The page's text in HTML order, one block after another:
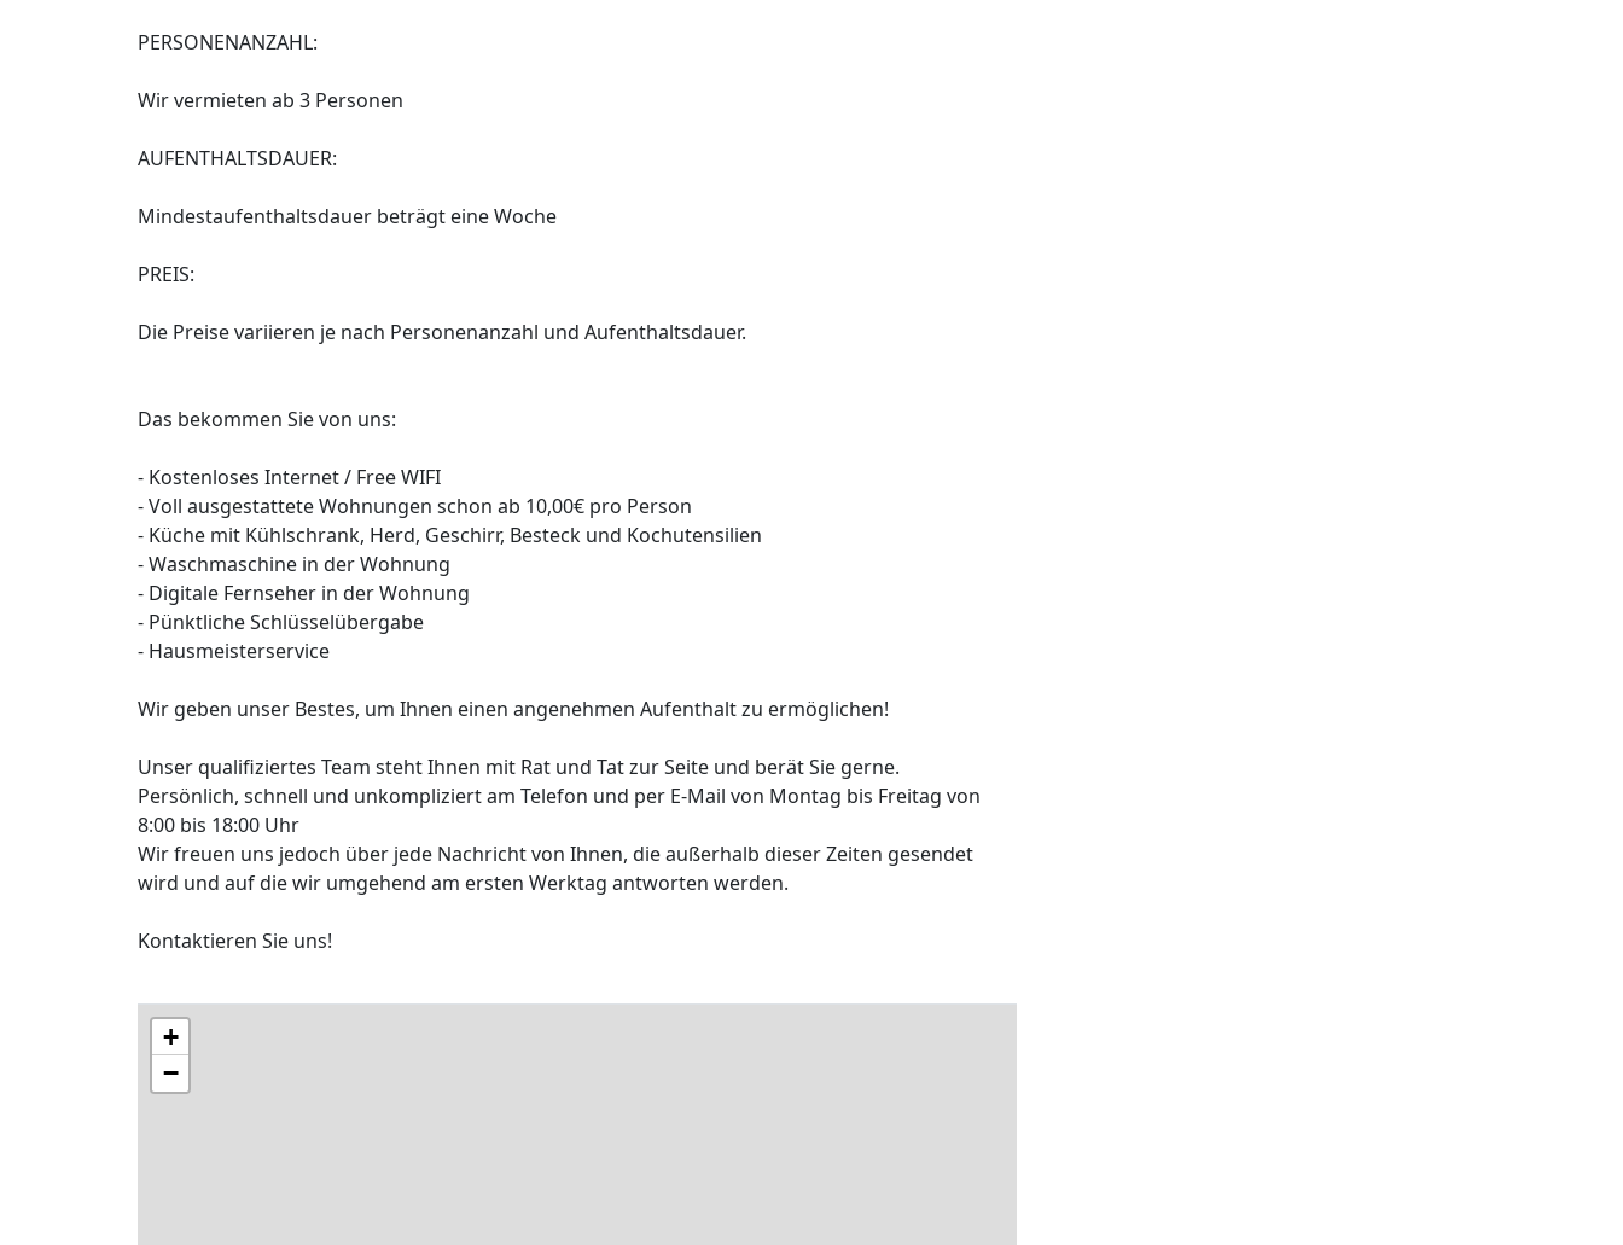
PERSONENANZAHL:
Wir vermieten ab 3 Personen
AUFENTHALTSDAUER:
Mindestaufenthaltsdauer beträgt eine Woche
PREIS:
Die Preise variieren je nach Personenanzahl und Aufenthaltsdauer.
Das bekommen Sie von uns:
- Kostenloses Internet / Free WIFI
- Voll ausgestattete Wohnungen schon ab 10,00€ pro Person
- Küche mit Kühlschrank, Herd, Geschirr, Besteck und Kochutensilien
- Waschmaschine in der Wohnung
- Digitale Fernseher in der Wohnung
- Pünktliche Schlüsselübergabe
- Hausmeisterservice
Wir geben unser Bestes, um Ihnen einen angenehmen Aufenthalt zu ermöglichen!
Unser qualifiziertes Team steht Ihnen mit Rat und Tat zur Seite und berät Sie gerne.
Persönlich, schnell und unkompliziert am Telefon und per E-Mail von Montag bis Freitag von
8:00 bis 18:00 Uhr
Wir freuen uns jedoch über jede Nachricht von Ihnen, die außerhalb dieser Zeiten gesendet
wird und auf die wir umgehend am ersten Werktag antworten werden.
Kontaktieren Sie uns!
+
−